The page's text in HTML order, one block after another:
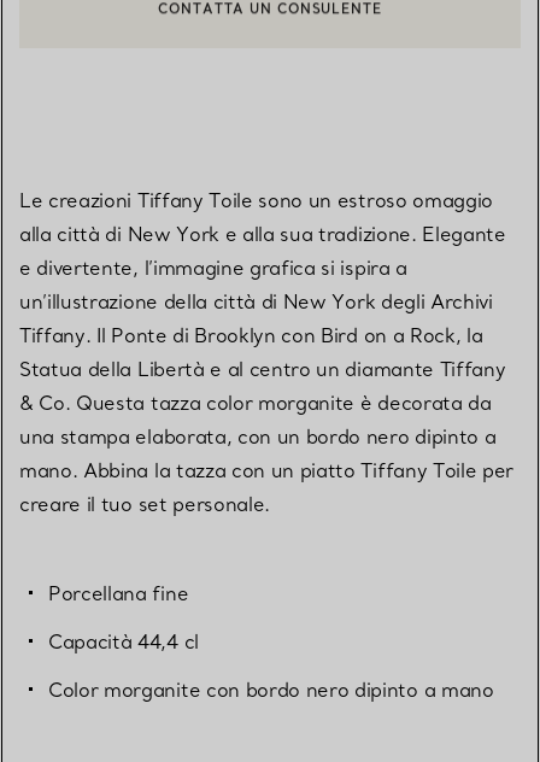
Le creazioni Tiffany Toile sono un estroso omaggio
alla città di New York e alla sua tradizione. Elegante
e divertente, l’immagine grafica si ispira a
un’illustrazione della città di New York degli Archivi
Tiffany. Il Ponte di Brooklyn con Bird on a Rock, la
Statua della Libertà e al centro un diamante Tiffany
& Co. Questa tazza color morganite è decorata da
una stampa elaborata, con un bordo nero dipinto a
mano. Abbina la tazza con un piatto Tiffany Toile per
creare il tuo set personale.
Porcellana fine
Capacità 44,4 cl
Color morganite con bordo nero dipinto a mano